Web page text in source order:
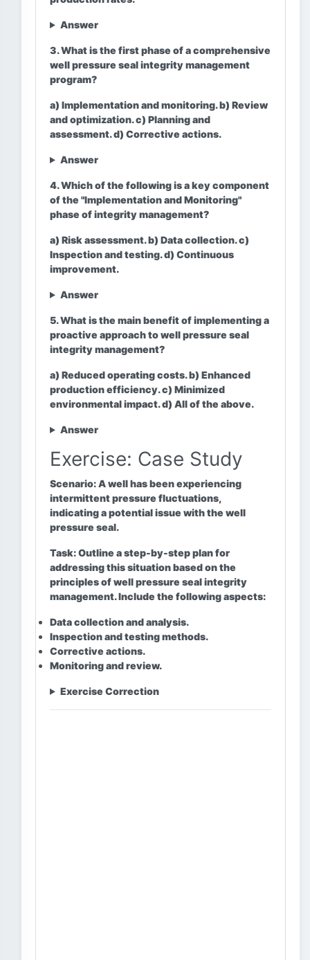
Answer
3. What is the first phase of a comprehensive
well pressure seal integrity management
program?
a) Implementation and monitoring. b) Review
and optimization. c) Planning and
assessment. d) Corrective actions.
Answer
4. Which of the following is a key component
of the "Implementation and Monitoring"
phase of integrity management?
a) Risk assessment. b) Data collection. c)
Inspection and testing. d) Continuous
improvement.
Answer
5. What is the main benefit of implementing a
proactive approach to well pressure seal
integrity management?
a) Reduced operating costs. b) Enhanced
production efficiency. c) Minimized
environmental impact. d) All of the above.
Answer
Exercise: Case Study
Scenario:A well has been experiencing
intermittent pressure fluctuations,
indicating a potential issue with the well
pressure seal.
Task:Outline a step-by-step plan for
addressing this situation based on the
principles of well pressure seal integrity
management. Include the following aspects:
Data collection and analysis.
Inspection and testing methods.
Corrective actions.
Monitoring and review.
Exercise Correction